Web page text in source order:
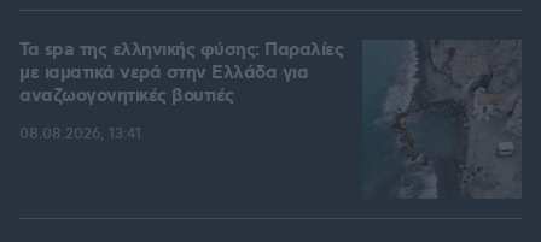
Τα spa της ελληνικής φύσης: Παραλίες
με ιαματικά νερά στην Ελλάδα για
αναζωογονητικές βουτιές
08.08.2026, 13:41